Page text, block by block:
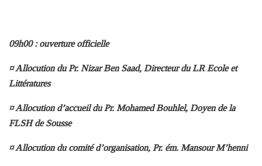
09h00 : ouverture officielle
¤ Allocution du Pr. Nizar Ben Saad, Directeur du LR Ecole et
Littératures
¤ Allocution d’accueil du Pr. Mohamed Bouhlel, Doyen de la
FLSH de Sousse
¤ Allocution du comité d’organisation, Pr. ém. Mansour M’henni